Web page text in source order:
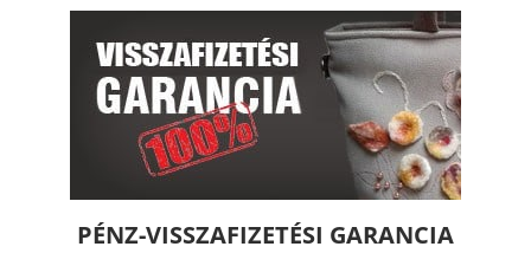
PÉNZ-VISSZAFIZETÉSI GARANCIA